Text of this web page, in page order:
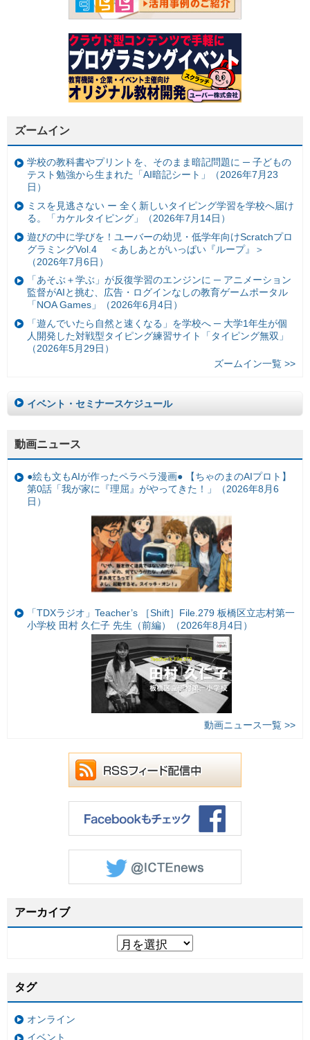
ズームイン
学校の教科書やプリントを、そのまま暗記問題に ─ 子どもの
テスト勉強から生まれた「AI暗記シート」（2026年7月23
日）
ミスを見逃さない ー 全く新しいタイピング学習を学校へ届け
る。「カケルタイピング」（2026年7月14日）
遊びの中に学びを！ユーバーの幼児・低学年向けScratchプロ
グラミングVol.4 ＜あしあとがいっぱい『ループ』＞
（2026年7月6日）
「あそぶ＋学ぶ」が反復学習のエンジンに ─ アニメーション
監督がAIと挑む、広告・ログインなしの教育ゲームポータル
「NOA Games」（2026年6月4日）
「遊んでいたら自然と速くなる」を学校へ ─ 大学1年生が個
人開発した対戦型タイピング練習サイト「タイピング無双」
（2026年5月29日）
ズームイン一覧 >>
イベント・セミナースケジュール
動画ニュース
●絵も文もAIが作ったペラペラ漫画● 【ちゃのまのAIプロト】
第0話「我が家に『理屈』がやってきた！」（2026年8月6
日）
「TDXラジオ」Teacher’s ［Shift］File.279 板橋区立志村第一
小学校 田村 久仁子 先生（前編）（2026年8月4日）
動画ニュース一覧 >>
アーカイブ
タグ
オンライン
イベント